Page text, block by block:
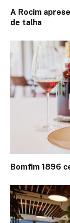
A Rocim
de talha
Bomfim 1896